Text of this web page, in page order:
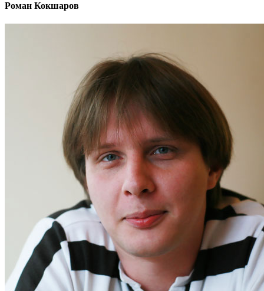
Роман Кокшаров